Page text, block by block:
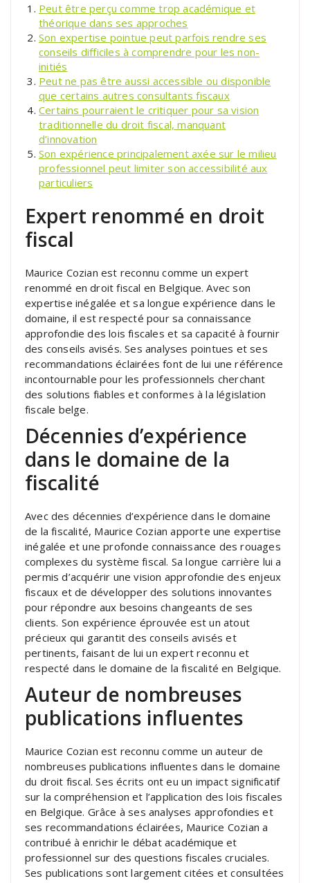
Peut être perçu comme trop académique et
théorique dans ses approches
Son expertise pointue peut parfois rendre ses
conseils difficiles à comprendre pour les non-
initiés
Peut ne pas être aussi accessible ou disponible
que certains autres consultants fiscaux
Certains pourraient le critiquer pour sa vision
traditionnelle du droit fiscal, manquant
d’innovation
Son expérience principalement axée sur le milieu
professionnel peut limiter son accessibilité aux
particuliers
Expert renommé en droit
fiscal
Maurice Cozian est reconnu comme un expert
renommé en droit fiscal en Belgique. Avec son
expertise inégalée et sa longue expérience dans le
domaine, il est respecté pour sa connaissance
approfondie des lois fiscales et sa capacité à fournir
des conseils avisés. Ses analyses pointues et ses
recommandations éclairées font de lui une référence
incontournable pour les professionnels cherchant
des solutions fiables et conformes à la législation
fiscale belge.
Décennies d’expérience
dans le domaine de la
fiscalité
Avec des décennies d’expérience dans le domaine
de la fiscalité, Maurice Cozian apporte une expertise
inégalée et une profonde connaissance des rouages
complexes du système fiscal. Sa longue carrière lui a
permis d’acquérir une vision approfondie des enjeux
fiscaux et de développer des solutions innovantes
pour répondre aux besoins changeants de ses
clients. Son expérience éprouvée est un atout
précieux qui garantit des conseils avisés et
pertinents, faisant de lui un expert reconnu et
respecté dans le domaine de la fiscalité en Belgique.
Auteur de nombreuses
publications influentes
Maurice Cozian est reconnu comme un auteur de
nombreuses publications influentes dans le domaine
du droit fiscal. Ses écrits ont eu un impact significatif
sur la compréhension et l’application des lois fiscales
en Belgique. Grâce à ses analyses approfondies et
ses recommandations éclairées, Maurice Cozian a
contribué à enrichir le débat académique et
professionnel sur des questions fiscales cruciales.
Ses publications sont largement citées et consultées